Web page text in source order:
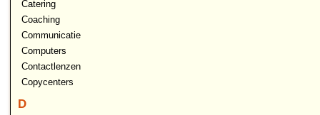
Catering
Coaching
Communicatie
Computers
Contactlenzen
Copycenters
D